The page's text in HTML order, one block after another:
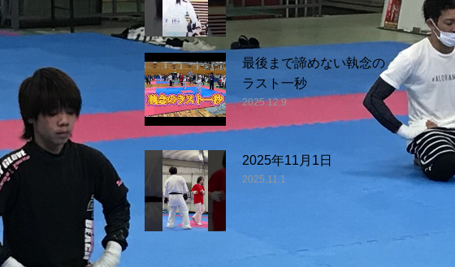
最後まで諦めない執念の
ラスト一秒
2025.12.9
2025年11月1日
2025.11.1